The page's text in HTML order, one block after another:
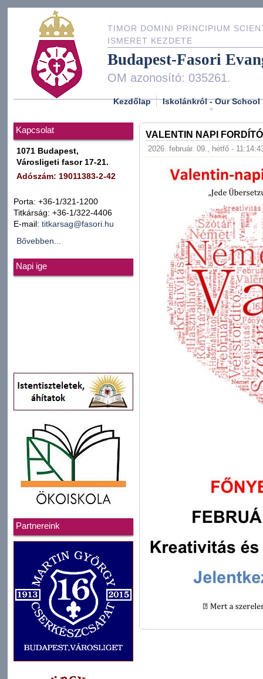
TIMOR DOMINI PRINCIPIUM
ISMERET KEZDETE
Budapest-Fasori
OM azonosító: 035261.
Kezdőlap Iskolánkról - Our School
Kapcsolat
1071 Budapest,
Városligeti fasor 17-21.
Adószám: 19011383-2-42
Porta: +36-1/321-1200
Titkárság: +36-1/322-4406
E-mail: titkarsag@fasori.hu
Bővebben...
Napi ige
Partnereink
VALENTIN NAPI
2026. február. 09., hétfő -